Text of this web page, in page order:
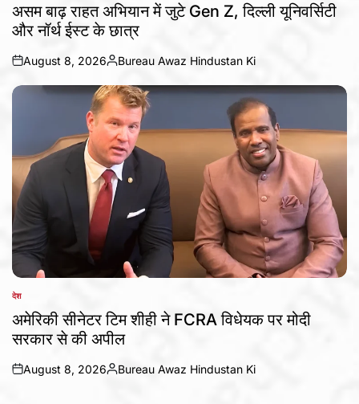
असम बाढ़ राहत अभियान में जुटे Gen Z, दिल्ली यूनिवर्सिटी
और नॉर्थ ईस्ट के छात्र
on
August 8, 2026
Posted
by
Bureau Awaz Hindustan Ki
POSTED
देश
अमेरिकी सीनेटर टिम शीही ने FCRA विधेयक पर मोदी
सरकार से की अपील
on
August 8, 2026
Posted
Bureau Awaz Hindustan Ki